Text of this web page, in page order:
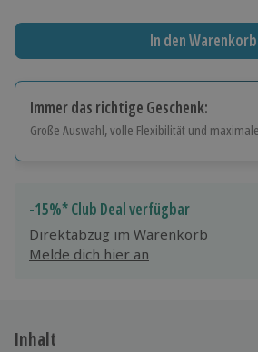
In den Warenkorb
Immer das richtige Geschenk:
Große Auswahl, volle Flexibilität und
Jeder Gutschein für alle Erlebnisse
Maximale Sicherheit
10 Jahre gültig & verlängerbar.
-15%* Club Deal verfügbar
Direktabzug im Warenkorb
Melde dich hier an
Inhalt